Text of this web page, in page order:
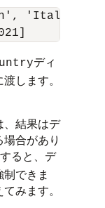
'Italy',
ディ
します。
、結果はデ
合があり
ると、デ
できま
みます。